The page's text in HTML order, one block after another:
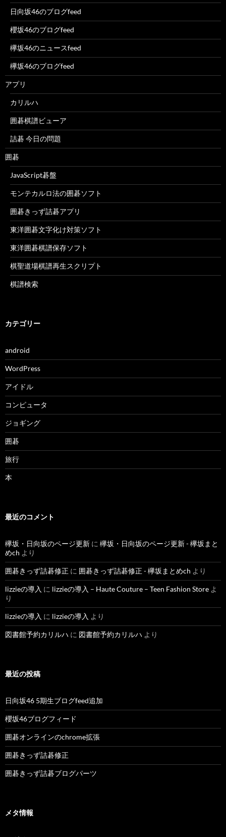
日向坂46のブログfeed
櫻坂46のブログfeed
欅坂46のニュースfeed
欅坂46のブログfeed
アプリ
カリルハ
囲碁棋譜ビューア
詰碁 今日の問題
囲碁
JavaScript碁盤
モンテカルロ法の囲碁ソフト
囲碁きっず詰碁アプリ
東洋囲碁文字化け対策ソフト
東洋囲碁棋譜保存ソフト
棋聖道場棋譜再生スクリプト
棋譜検索
カテゴリー
android
WordPress
アイドル
コンピュータ
ジョギング
囲碁
旅行
本
最近のコメント
欅坂・日向坂のページ更新 に 欅坂・日向坂のページ更新 - 欅坂まと
めch より
囲碁きっず詰碁修正 に 囲碁きっず詰碁修正 - 欅坂まとめch より
lizzieの導入 に lizzieの導入 – Haute Couture – Teen Fashion Store よ
り
lizzieの導入 に lizzieの導入 より
図書館予約カリルハ に 図書館予約カリルハ より
最近の投稿
日向坂46 5期生ブログfeed追加
櫻坂46ブログフィード
囲碁オンラインのchrome拡張
囲碁きっず詰碁修正
囲碁きっず詰碁ブログパーツ
メタ情報